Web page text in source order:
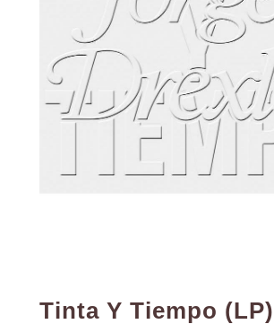
Tinta Y Tiempo (LP)